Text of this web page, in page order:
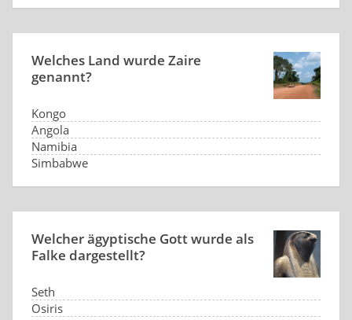
Welches Land wurde Zaire
genannt?
Kongo
Angola
Namibia
Simbabwe
Welcher ägyptische Gott wurde als
Falke dargestellt?
Seth
Osiris